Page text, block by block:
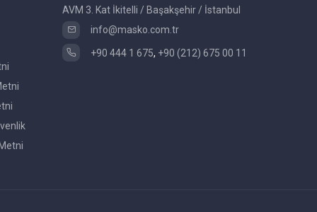
AVM 3. Kat İkitelli / Başakşehir / İstanbul
info@masko.com.tr
+90 444 1 675, +90 (212) 675 00 11